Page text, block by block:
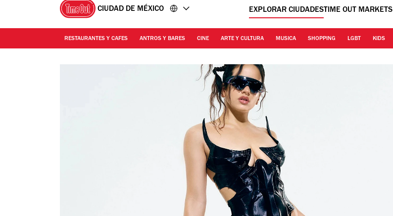
CIUDAD DE MÉXICO EXPLORAR CIUDADESTIME OUT MARKETS
RESTAURANTES Y CAFES ANTROS Y BARES CINE ARTE Y CULTURA MUSICA SHOPPING LGBT KIDS